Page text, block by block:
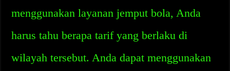
menggunakan layanan jemput bola, Anda
harus tahu berapa tarif yang berlaku di
wilayah tersebut. Anda dapat menggunakan